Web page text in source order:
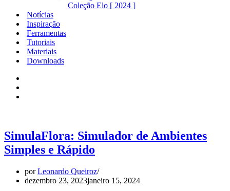
Coleção Elo [ 2024 ]
Notícias
Inspiração
Ferramentas
Tutoriais
Materiais
Downloads
SimulaFlora: Simulador de Ambientes
Simples e Rápido
porLeonardo Queiroz
dezembro 23, 2023janeiro 15, 2024